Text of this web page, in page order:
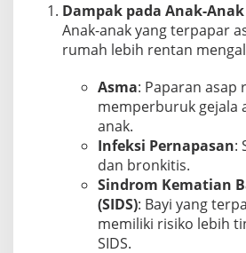
Dampak pada Anak-Anak
Anak-anak yang terpapar
rumah lebih rentan
Asma: Paparan asap
memperburuk gejala
anak.
Infeksi Pernapasan:
dan bronkitis.
Sindrom Kematian
(SIDS): Bayi yang
memiliki risiko lebih
SIDS.